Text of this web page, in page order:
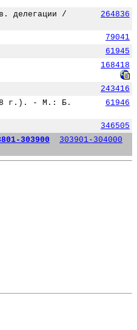
делегации /
264836
79041
61945
168418
243416
г.). - М.: Б.
61946
346505
303900
303901-304000